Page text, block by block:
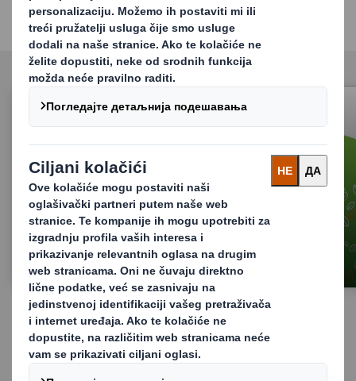
Saznajte više
Zamena problematične plastike